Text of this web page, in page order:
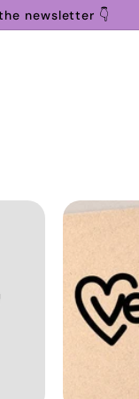
in den
newsletter 👇